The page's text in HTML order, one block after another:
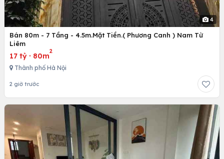
4
Bán 80m - 7 Tầng - 4.5m.Mặt Tiền.( Phương Canh ) Nam Từ
Liêm
17 tỷ · 80m
2
Thành phố Hà Nội
2 giờ trước